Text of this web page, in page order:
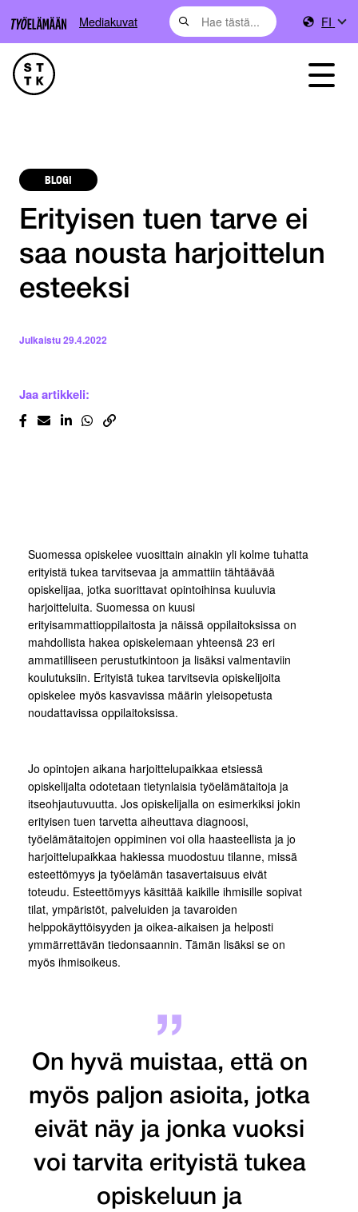
Mediakuvat FI
BLOGI
Erityisen tuen tarve ei
saa nousta harjoittelun
esteeksi
Julkaistu29.4.2022
Jaa artikkeli:
Suomessa opiskelee vuosittain ainakin yli kolme tuhatta
erityistä tukea tarvitsevaa ja ammattiin tähtäävää
opiskelijaa, jotka suorittavat opintoihinsa kuuluvia
harjoitteluita. Suomessa on kuusi
erityisammattioppilaitosta ja näissä oppilaitoksissa on
mahdollista hakea opiskelemaan yhteensä 23 eri
ammatilliseen perustutkintoon ja lisäksi valmentaviin
koulutuksiin. Erityistä tukea tarvitsevia opiskelijoita
opiskelee myös kasvavissa määrin yleisopetusta
noudattavissa oppilaitoksissa.
Jo opintojen aikana harjoittelupaikkaa etsiessä
opiskelijalta odotetaan tietynlaisia työelämätaitoja ja
itseohjautuvuutta. Jos opiskelijalla on esimerkiksi jokin
erityisen tuen tarvetta aiheuttava diagnoosi,
työelämätaitojen oppiminen voi olla haasteellista ja jo
harjoittelupaikkaa hakiessa muodostuu tilanne, missä
esteettömyys ja työelämän tasavertaisuus eivät
toteudu. Esteettömyys käsittää kaikille ihmisille sopivat
tilat, ympäristöt, palveluiden ja tavaroiden
helppokäyttöisyyden ja oikea-aikaisen ja helposti
ymmärrettävän tiedonsaannin. Tämän lisäksi se on
myös ihmisoikeus.
On hyvä muistaa, että on
myös paljon asioita, jotka
eivät näy ja jonka vuoksi
voi tarvita erityistä tukea
opiskeluun ja